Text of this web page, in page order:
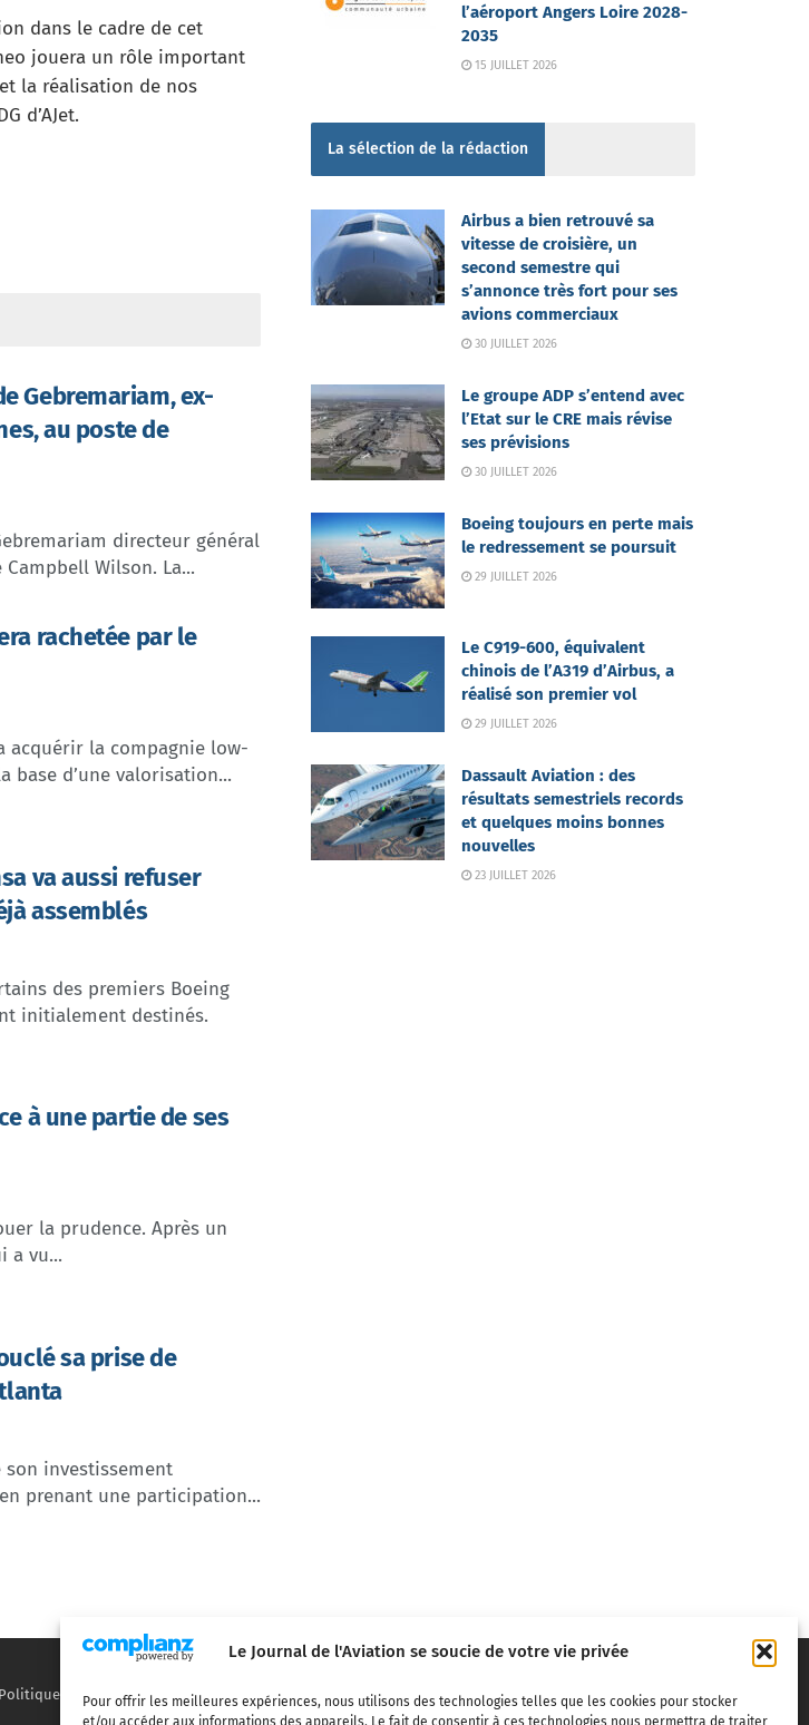
Le Journal de l'Aviation se soucie de votre vie privée
Pour offrir les meilleures expériences, nous utilisons des technologies telles que les cookies pour stocker
et/ou accéder aux informations des appareils. Le fait de consentir à ces technologies nous permettra de traiter
dans le cadre de cet
jouera un rôle important
la réalisation de nos
d’AJet.
Gebremariam, ex-
au poste de
directeur général
Wilson. La...
rachetée par le
acquérir la compagnie low-
base d’une valorisation...
va aussi refuser
assemblés
des premiers Boeing
initialement destinés.
à une partie de ses
la prudence. Après un
a vu...
sa prise de
investissement
prenant une participation...
l’aéroport Angers Loire 2028-
2035
15 JUILLET 2026
La sélection de la rédaction
Airbus a bien retrouvé sa
vitesse de croisière, un
second semestre qui
s’annonce très fort pour ses
avions commerciaux
30 JUILLET 2026
Le groupe ADP s’entend avec
l’Etat sur le CRE mais révise
ses prévisions
30 JUILLET 2026
Boeing toujours en perte mais
le redressement se poursuit
29 JUILLET 2026
Le C919-600, équivalent
chinois de l’A319 d’Airbus, a
réalisé son premier vol
29 JUILLET 2026
Dassault Aviation : des
résultats semestriels records
et quelques moins bonnes
nouvelles
23 JUILLET 2026
Politique de confidentialité Cookies